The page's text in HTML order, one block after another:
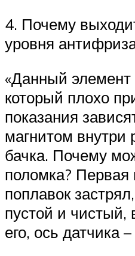
4. Почему
уровня
«Данный элемент
который плохо
показания
магнитом внутри
бачка. Почему
поломка? Первая
поплавок
пустой и чистый,
его, ось датчика –